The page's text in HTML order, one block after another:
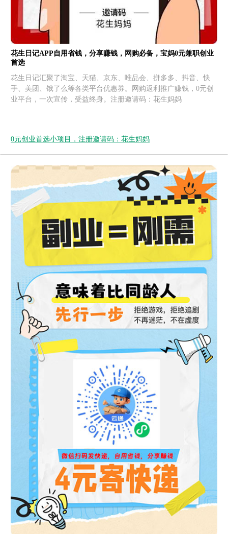
花生日记APP自用省钱，分享赚钱，网购必备，宝妈0元兼职创业
首选
花生日记汇聚了淘宝、天猫、京东、唯品会、拼多多、抖音、快
手、美团、饿了么等各类平台优惠券。网购返利推广赚钱，0元创
业平台，一次宣传，受益终身。注册邀请码：花生妈妈
0元创业首选小项目，注册邀请码：花生妈妈